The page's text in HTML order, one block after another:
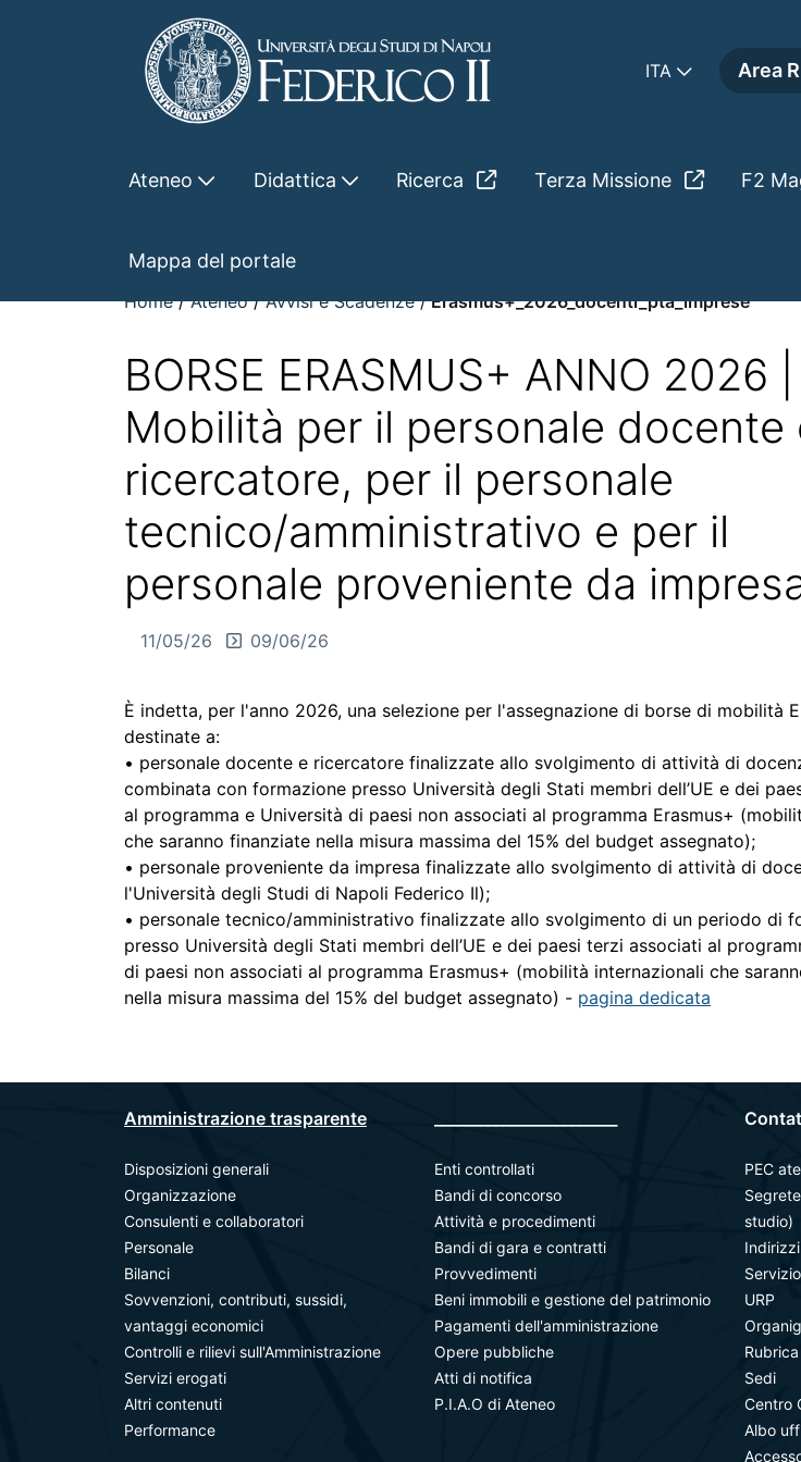
Skip to Main Content
Area
ITA
Ateneo Didattica Ricerca Terza Missione F2
Mappa del portale
Erasmus+_2026_docenti_pta_imprese
Home Ateneo Avvisi e Scadenze Erasmus+_2026_docenti_pta_imprese
BORSE ERASMUS+ ANNO 2026 |
Mobilità per il personale docente
ricercatore, per il personale
tecnico/amministrativo e per il
personale proveniente da
11/05/26 09/06/26
È indetta, per l'anno 2026, una selezione per l'assegnazione di borse di mobilità
destinate a:
• personale docente e ricercatore finalizzate allo svolgimento di attività di
combinata con formazione presso Università degli Stati membri dell’UE e dei
al programma e Università di paesi non associati al programma Erasmus+
che saranno finanziate nella misura massima del 15% del budget assegnato);
• personale proveniente da impresa finalizzate allo svolgimento di attività di
l'Università degli Studi di Napoli Federico Il);
• personale tecnico/amministrativo finalizzate allo svolgimento di un periodo di
presso Università degli Stati membri dell’UE e dei paesi terzi associati al
di paesi non associati al programma Erasmus+ (mobilità internazionali che
nella misura massima del 15% del budget assegnato) - pagina dedicata
Amministrazione trasparente
Disposizioni generali
Organizzazione
Consulenti e collaboratori
Personale
Bilanci
Sovvenzioni, contributi, sussidi,
vantaggi economici
Controlli e rilievi sull'Amministrazione
Servizi erogati
Altri contenuti
Performance
Enti controllati
Bandi di concorso
Attività e procedimenti
Bandi di gara e contratti
Provvedimenti
Beni immobili e gestione del patrimonio
Pagamenti dell'amministrazione
Opere pubbliche
Atti di notifica
P.I.A.O di Ateneo
PEC
studio)
URP
Rubrica
Sedi
Centro
Albo